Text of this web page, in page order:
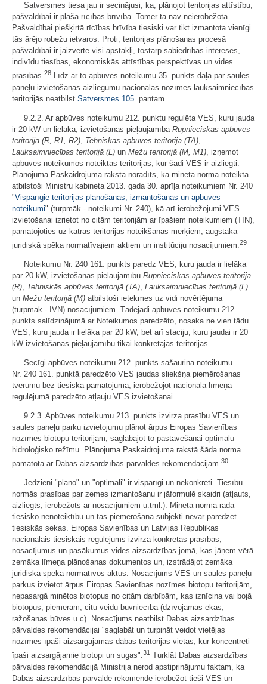
Satversmes tiesa jau ir secinājusi, ka, plānojot teritorijas attīstību,
pašvaldībai ir plaša rīcības brīvība. Tomēr tā nav neierobežota.
Pašvaldībai piešķirtā rīcības brīvība tiesiski var tikt izmantota vienīgi
tās ārējo robežu ietvaros. Proti, teritorijas plānošanas procesā
pašvaldībai ir jāizvērtē visi apstākļi, tostarp sabiedrības intereses,
indivīdu tiesības, ekonomiskās attīstības perspektīvas un vides
prasības.28 Līdz ar to apbūves noteikumu 35. punkts daļā par saules
paneļu izvietošanas aizliegumu nacionālās nozīmes lauksaimniecības
teritorijās neatbilst Satversmes 105. pantam.
9.2.2. Ar apbūves noteikumu 212. punktu regulēta VES, kuru jauda
ir 20 kW un lielāka, izvietošanas pieļaujamība Rūpnieciskās apbūves
teritorijā (R, R1, R2) Tehniskās apbūves teritorijā (TA)
Lauksaimniecības teritorijā (L) un Mežu teritorijā (M, M1) , izņemot
apbūves noteikumos noteiktās teritorijas, kur šādi VES ir aizliegti.
Plānojuma Paskaidrojuma rakstā norādīts, ka minētā norma noteikta
atbilstoši Ministru kabineta 2013. gada 30. aprīļa noteikumiem Nr. 240
"Vispārīgie teritorijas plānošanas, izmantošanas un apbūves
noteikumi" (turpmāk - noteikumi Nr. 240), kā arī ierobežojumi VES
izvietošanai izrietot no citām teritorijām ar īpašiem noteikumiem (TIN),
pamatojoties uz katras teritorijas noteikšanas mērķiem, augstāka
juridiskā spēka normatīvajiem aktiem un institūciju nosacījumiem. 29
Noteikumu Nr. 240 161. punkts paredz VES, kuru jauda ir lielāka
par 20 kW, izvietošanas pieļaujamību Rūpnieciskās apbūves teritorijā
(R) Tehniskās apbūves teritorijā (TA) Lauksaimniecības teritorijā (L)
un Mežu teritorijā (M) atbilstoši ietekmes uz vidi novērtējuma
(turpmāk - IVN) nosacījumiem. Tādējādi apbūves noteikumu 212.
punkts salīdzinājumā ar Noteikumos paredzēto, nosaka ne vien tādu
VES, kuru jauda ir lielāka par 20 kW, bet arī staciju, kuru jaudai ir 20
kW izvietošanas pieļaujamību tikai konkrētajās teritorijās.
Secīgi apbūves noteikumu 212. punkts sašaurina noteikumu
Nr. 240 161. punktā paredzēto VES jaudas sliekšņa piemērošanas
tvērumu bez tiesiska pamatojuma, ierobežojot nacionālā līmeņa
regulējumā paredzēto atļauju VES izvietošanai.
9.2.3. Apbūves noteikumu 213. punkts izvirza prasību VES un
saules paneļu parku izvietojumu plānot ārpus Eiropas Savienības
nozīmes biotopu teritorijām, saglabājot to pastāvēšanai optimālu
hidroloģisko režīmu. Plānojuma Paskaidrojuma rakstā šāda norma
pamatota ar Dabas aizsardzības pārvaldes rekomendācijām.30
Jēdzieni "plāno" un "optimāli" ir vispārīgi un nekonkrēti. Tiesību
normās prasības par zemes izmantošanu ir jāformulē skaidri (atļauts,
aizliegts, ierobežots ar nosacījumiem u.tml.). Minētā norma rada
tiesisko nenoteiktību un tās piemērošanā subjekti nevar paredzēt
tiesiskās sekas. Eiropas Savienības un Latvijas Republikas
nacionālais tiesiskais regulējums izvirza konkrētas prasības,
nosacījumus un pasākumus vides aizsardzības jomā, kas jāņem vērā
zemāka līmeņa plānošanas dokumentos un, izstrādājot zemāka
juridiskā spēka normatīvos aktus. Nosacījums VES un saules paneļu
parkus izvietot ārpus Eiropas Savienības nozīmes biotopu teritorijām,
nepasargā minētos biotopus no citām darbībām, kas iznīcina vai bojā
biotopus, piemēram, citu veidu būvniecība (dzīvojamās ēkas,
ražošanas būves u.c). Nosacījums neatbilst Dabas aizsardzības
pārvaldes rekomendācijai "saglabāt un turpināt veidot vietējas
nozīmes īpaši aizsargājamās dabas teritorijas vietās, kur koncentrēti
īpaši aizsargājamie biotopi un sugas".31 Turklāt Dabas aizsardzības
pārvaldes rekomendācijā Ministrija nerod apstiprinājumu faktam, ka
Dabas aizsardzības pārvalde rekomendē ierobežot tieši VES un